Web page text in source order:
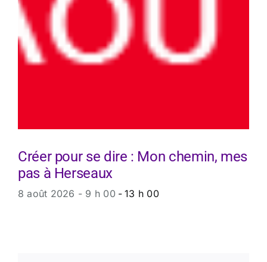
Créer pour se dire : Mon chemin, mes
pas à Herseaux
8 août 2026 - 9 h 00 - 13 h 00